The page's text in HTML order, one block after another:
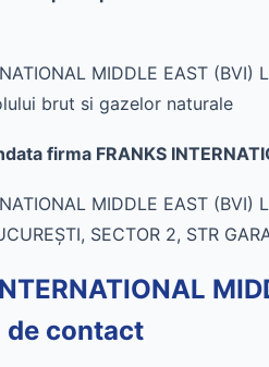
MIDDLE EAST
brut si gazelor naturale
firma FRANKS
MIDDLE EAST
SECTOR 2, STR
contact